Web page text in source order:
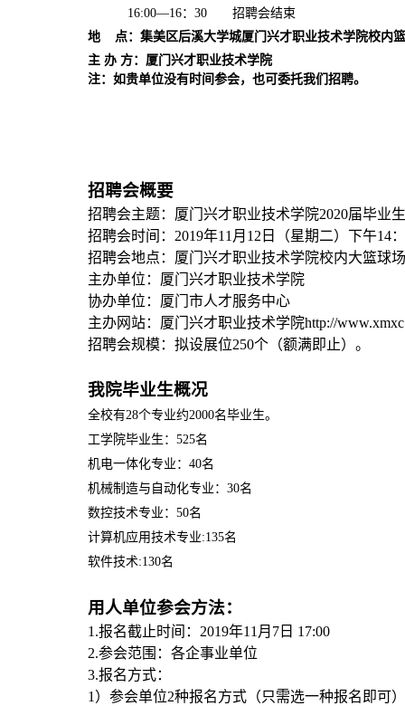
16:00—16： 30 招聘会结束
地
点： 集美区后溪大学城厦门兴才职业技术学院校内
主 办 方：厦门兴才职业技术学院
注：如贵单位没有时间参会，也可委托我们招聘。
招聘会概要
招聘会主题：厦门兴才职业技术学院2020届毕业
招聘会时间： 2019年11 月 12 日（星期二）下午14：
招聘会地点：厦门兴才职业技术学院校内大篮球场
主办单位：厦门兴才职业技术学院
协办单位：厦门市人才服务中心
主办网站：厦门兴才职业技术学院http://
招聘会规模：拟设展位250个（额满即止）。
我院毕业生概况
全校有28个专业约2000名毕业生。
工学院毕业生： 525名
机电一体化专业： 40名
机械制造与自动化专业： 30名
数控技术专业： 50名
计算机应用技术专业:135名
软件技术:130名
用人单位参会方法：
1.报名截止时间： 2019年11 月 7 日 17:00
2.参会范围：各企事业单位
3.报名方式：
1 ）参会单位2种报名方式（只需选一种报名即可